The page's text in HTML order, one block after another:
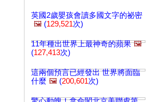
英國2歲嬰孩會讀多國文字的祕密
🖼️ (129,521次)
11年種出世界上最神奇的蘋果 🖼️
(127,413次)
這兩個預言已經發出 世界將面臨
什麼 🖼️ (200,601次)